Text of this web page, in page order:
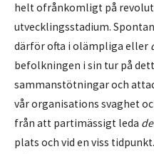
helt ofrånkomligt på
utvecklingsstadium.
därför ofta i olämpliga eller
befolkningen i sin tur på
sammanstötningar och
vår organisations svaghet
från att partimässigt leda
plats och vid en viss